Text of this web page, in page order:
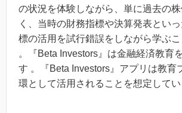
の状況を体験しながら、単に過去の
く、当時の財務指標や決算発表とい
標の活用を試行錯誤をしながら学ぶ
。『Beta Investors』は金融経済教育
す 。『Beta Investors』アプリは教育
環として活用されることを想定してい